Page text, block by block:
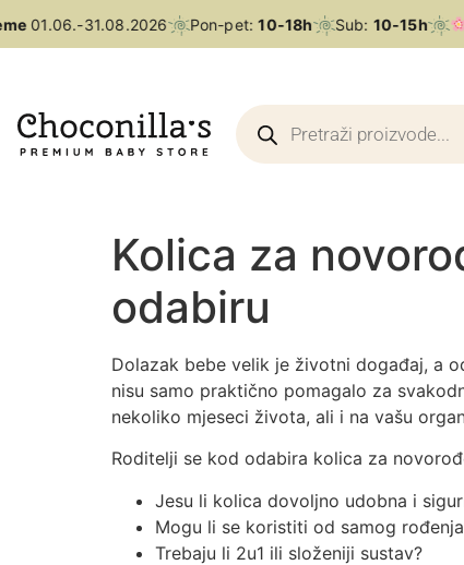
31.08.2026 Pon-pet:10-18h Sub:10-15h
Kolica za
odabiru
Dolazak bebe velik je životni događaj, a
nisu samo praktično pomagalo za
nekoliko mjeseci života, ali i na vašu
Roditelji se kod odabira kolica za
Jesu li kolica dovoljno udobna i
Mogu li se koristiti od samog
Trebaju li 2u1 ili složeniji sustav?